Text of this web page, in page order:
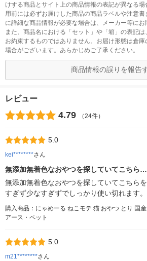
けする商品とサイト上の商品情報の表記が異なる
用前には必ずお届けした商品の商品ラベルや注意
に詳細な商品情報が必要な場合は、メーカー等にお
また、商品名における「セット」や「箱」の表記
お約束するものではありません。お届け形態は倉
場合がございます。あらかじめご了承ください。
商品情報の誤りを報告
レビュー
4.79 （24件）
5.0
kei********さん
無添加無着色なおやつを探していてこちら…
無添加無着色なおやつを探していてこちら
すぎず少なすぎずでしっかり使い切れます。
購入商品：にゃめーる ねこモテ 猫 おやつ とり 国
アース・ペット
5.0
m21********さん